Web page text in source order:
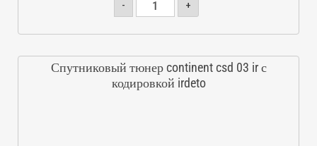
- +
Спутниковый тюнер continent csd 03 ir с
кодировкой irdeto